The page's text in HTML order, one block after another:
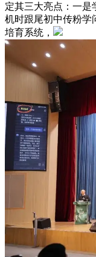
定其三大亮点：一是
机时跟尾初中传粉学
培育系统，